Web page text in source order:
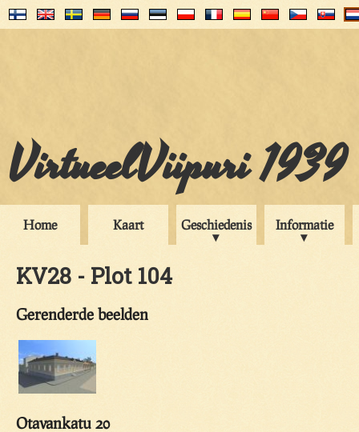
VirtueelViipuri 1939
Home Kaart Geschiedenis Informatie
KV28 - Plot 104
Gerenderde beelden
Otavankatu 20